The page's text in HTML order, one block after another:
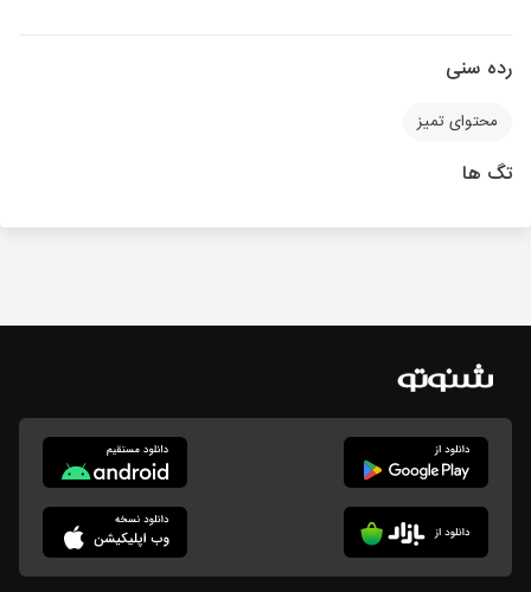
رده سنی
محتوای تمیز
تگ ها